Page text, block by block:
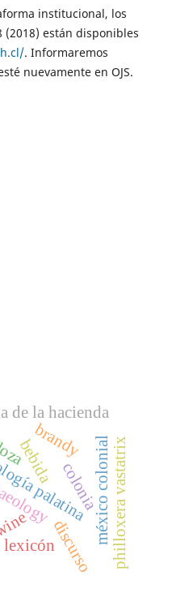
institucional, los
están disponibles
. Informaremos
nuevamente en OJS.
palatina
brandy
colonia
de la hacienda
méxico colonialphilloxera vastatrix
discurso
lexicón
bebida